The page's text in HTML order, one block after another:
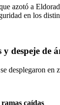
azotó a
en los
despeje de
desplegaron en
caídas